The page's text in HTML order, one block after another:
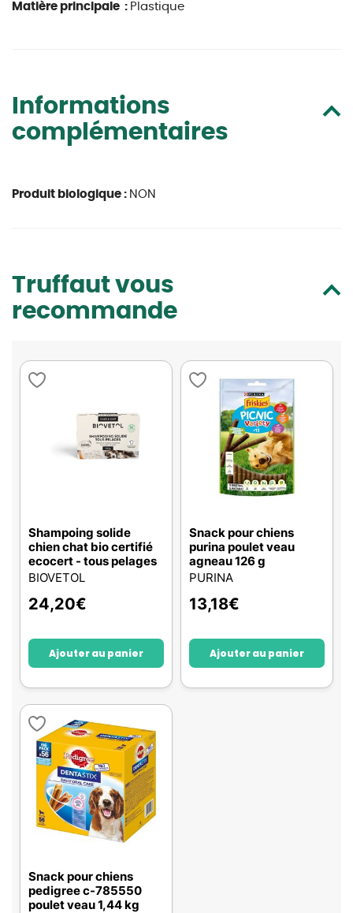
Matière principale : Plastique
Informations
complémentaires
Produit biologique : NON
Truffaut vous
recommande
Shampoing solide
chien chat bio certifié
ecocert - tous pelages
BIOVETOL
24,20€
Ajouter au panier
Snack pour chiens
purina poulet veau
agneau 126 g
PURINA
13,18€
Ajouter au panier
Snack pour chiens
pedigree c-785550
poulet veau 1,44 kg